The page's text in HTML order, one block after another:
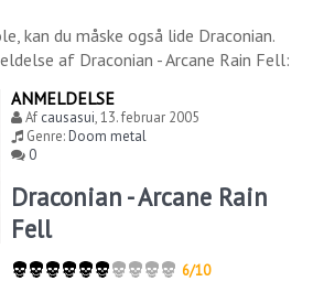
, kan du måske også lide Draconian.
af Draconian - Arcane Rain Fell:
ANMELDELSE
Af causasui,13. februar 2005
Genre:Doom metal
0
Draconian - Arcane Rain
Fell
6/10